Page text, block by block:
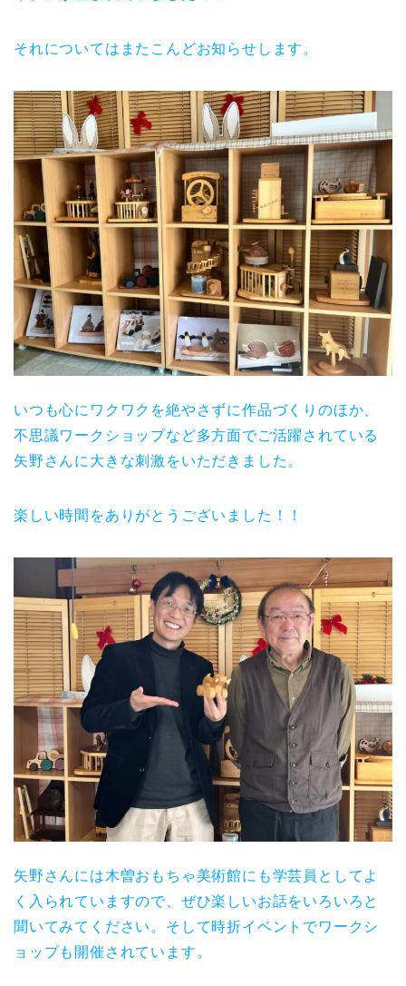
それについてはまたこんどお知らせします。
いつも心にワクワクを絶やさずに作品づくりのほか、
不思議ワークショップなど多方面でご活躍されている
矢野さんに大きな刺激をいただきました。
楽しい時間をありがとうございました！！
矢野さんには木曽おもちゃ美術館にも学芸員としてよ
く入られていますので、ぜひ楽しいお話をいろいろと
聞いてみてください。そして時折イベントでワークシ
ョップも開催されています。